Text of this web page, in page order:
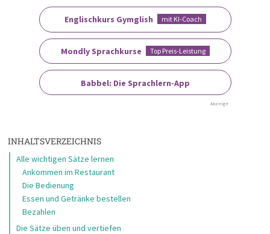
Englischkurs Gymglish mit KI-Coach
Mondly Sprachkurse Top Preis-Leistung
Babbel: Die Sprachlern-App
Anzeige
INHALTSVERZEICHNIS
Alle wichtigen Sätze lernen
Ankommen im Restaurant
Die Bedienung
Essen und Getränke bestellen
Bezahlen
Die Sätze üben und vertiefen